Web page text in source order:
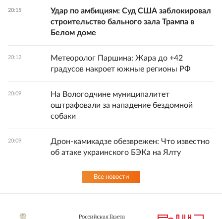
20:15
Удар по амбициям: Суд США заблокировал
строительство бального зала Трампа в
Белом доме
20:12
Метеоролог Паршина: Жара до +42
градусов накроет южные регионы РФ
20:09
На Вологодчине муниципалитет
оштрафовали за нападение бездомной
собаки
20:09
Дрон-камикадзе обезврежен: Что известно
об атаке украинского БЭКа на Ялту
Все новости